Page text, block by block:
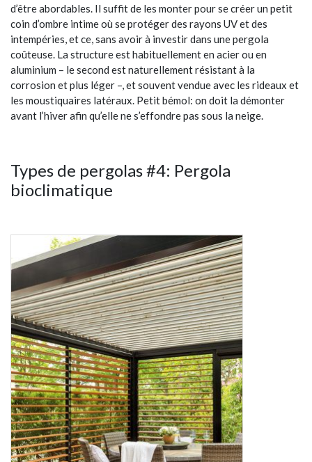
d’être abordables. Il suffit de les monter pour se créer un petit
coin d’ombre intime où se protéger des rayons UV et des
intempéries, et ce, sans avoir à investir dans une pergola
coûteuse. La structure est habituellement en acier ou en
aluminium – le second est naturellement résistant à la
corrosion et plus léger –, et souvent vendue avec les rideaux et
les moustiquaires latéraux. Petit bémol: on doit la démonter
avant l’hiver afin qu’elle ne s’effondre pas sous la neige.
Types de pergolas #4: Pergola
bioclimatique